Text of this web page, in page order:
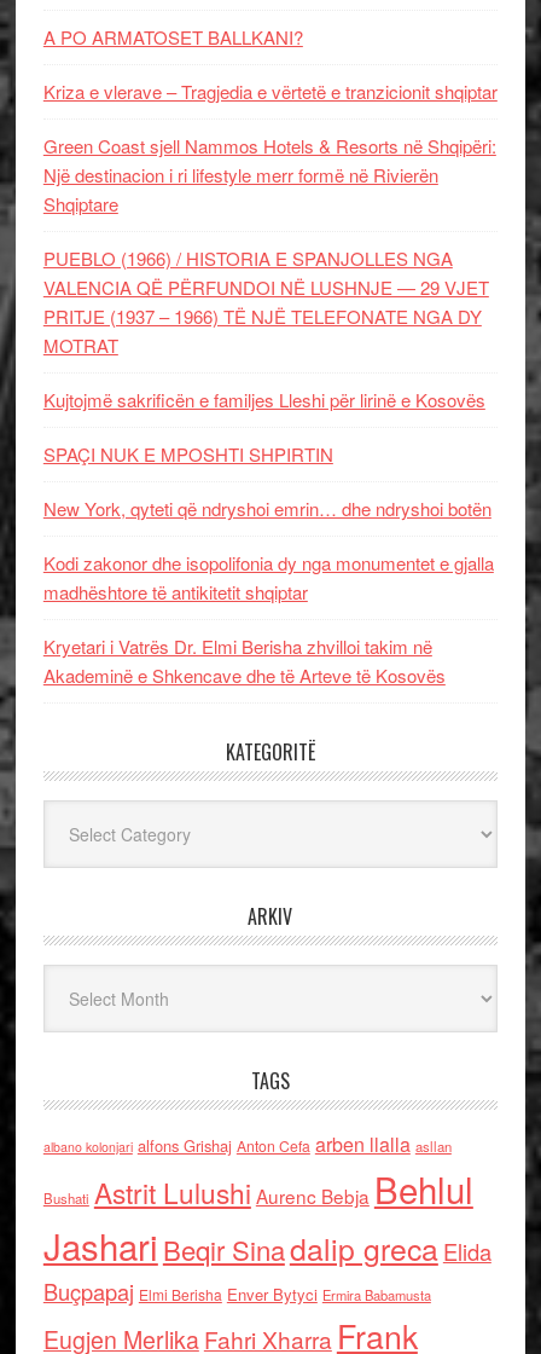
A PO ARMATOSET BALLKANI?
Kriza e vlerave – Tragjedia e vërtetë e tranzicionit shqiptar
Green Coast sjell Nammos Hotels & Resorts në Shqipëri:
Një destinacion i ri lifestyle merr formë në Rivierën
Shqiptare
PUEBLO (1966) / HISTORIA E SPANJOLLES NGA
VALENCIA QË PËRFUNDOI NË LUSHNJE — 29 VJET
PRITJE (1937 – 1966) TË NJË TELEFONATE NGA DY
MOTRAT
Kujtojmë sakrificën e familjes Lleshi për lirinë e Kosovës
SPAÇI NUK E MPOSHTI SHPIRTIN
New York, qyteti që ndryshoi emrin… dhe ndryshoi botën
Kodi zakonor dhe isopolifonia dy nga monumentet e gjalla
madhështore të antikitetit shqiptar
Kryetari i Vatrës Dr. Elmi Berisha zhvilloi takim në
Akademinë e Shkencave dhe të Arteve të Kosovës
KATEGORITË
ARKIV
TAGS
albano kolonjari alfons Grishaj Anton Cefa arben llalla asllan
Bushati Astrit Lulushi Aurenc Bebja Behlul
Jashari Beqir Sinadalip grecaElida
Buçpapaj Elmi Berisha Enver Bytyci Ermira Babamusta
Eugjen MerlikaFahri Xharra Frank